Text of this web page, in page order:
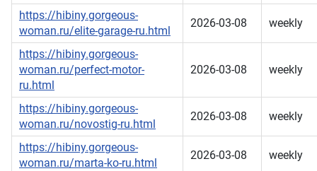
https://hibiny.gorgeous-
woman.ru/elite-garage-ru.html
2026-03-08 weekly
https://hibiny.gorgeous-
woman.ru/perfect-motor-
ru.html
2026-03-08 weekly
https://hibiny.gorgeous-
woman.ru/novostig-ru.html
2026-03-08 weekly
https://hibiny.gorgeous-
woman.ru/marta-ko-ru.html
2026-03-08 weekly